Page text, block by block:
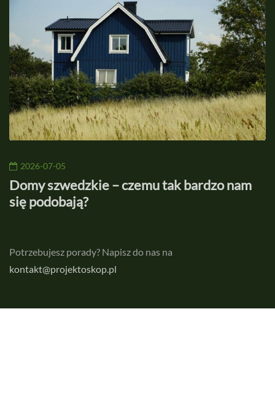
2026-07-05
Domy szwedzkie – czemu tak bardzo nam
się podobają?
Potrzebujesz porady? Napisz do nas na
kontakt@projektoskop.pl